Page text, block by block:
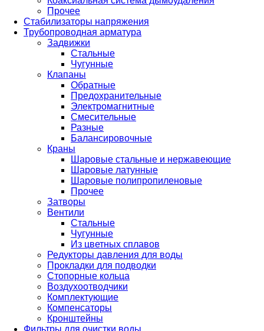
Прочее
Стабилизаторы напряжения
Трубопроводная арматура
Задвижки
Стальные
Чугунные
Клапаны
Обратные
Предохранительные
Электромагнитные
Смесительные
Разные
Балансировочные
Краны
Шаровые стальные и нержавеющие
Шаровые латунные
Шаровые полипропиленовые
Прочее
Затворы
Вентили
Стальные
Чугунные
Из цветных сплавов
Редукторы давления для воды
Прокладки для подводки
Стопорные кольца
Воздухоотводчики
Комплектующие
Компенсаторы
Кронштейны
Фильтры для очистки воды